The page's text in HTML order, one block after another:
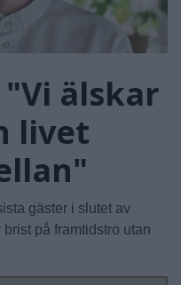
älskar
livet
gäster i slutet av
på framtidstro utan